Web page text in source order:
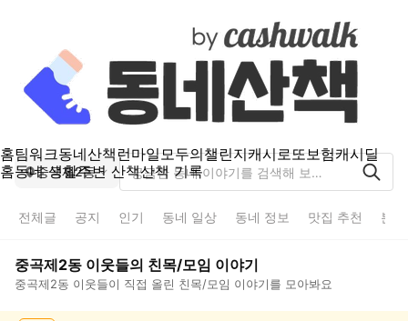
홈팀워크동네산책 런마일모두의챌린지캐시로또보험캐시딜
홈동네 생활주변 산책산책 기록
중곡제2동
전체글 공지 인기 동네 일상 동네 정보 맛집 추천 분
중곡제2동 이웃들의 친목/모임 이야기
중곡제2동 이웃들이 직접 올린 친목/모임 이야기를 모아봐요